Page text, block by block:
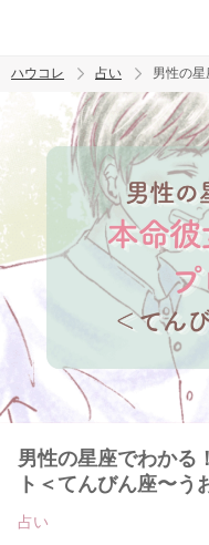
トレンド ワード
ハウコレ 占い 男性の
男性の星座でわかる
ト＜てんびん座〜う
占い